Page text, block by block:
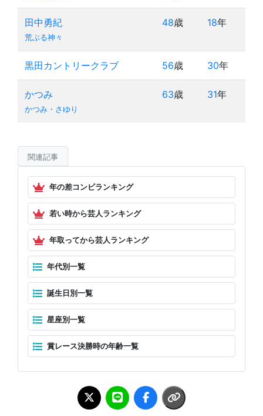
田中勇紀
荒ぶる神々
48歳 18年
黒田カントリークラブ 56歳 30年
かつみ
かつみ・さゆり
63歳 31年
関連記事
年の差コンビランキング
若い時から芸人ランキング
年取ってから芸人ランキング
年代別一覧
誕生日別一覧
星座別一覧
賞レース決勝時の年齢一覧